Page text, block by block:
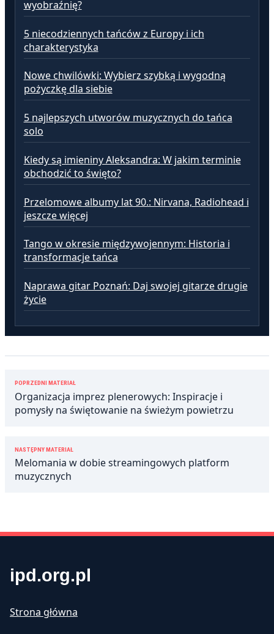
wyobraźnię?
5 niecodziennych tańców z Europy i ich
charakterystyka
Nowe chwilówki: Wybierz szybką i wygodną
pożyczkę dla siebie
5 najlepszych utworów muzycznych do tańca
solo
Kiedy są imieniny Aleksandra: W jakim terminie
obchodzić to święto?
Przelomowe albumy lat 90.: Nirvana, Radiohead i
jeszcze więcej
Tango w okresie międzywojennym: Historia i
transformacje tańca
Naprawa gitar Poznań: Daj swojej gitarze drugie
życie
Nawigacja
wpisu
POPRZEDNI MATERIAŁ
Organizacja imprez plenerowych: Inspiracje i
pomysły na świętowanie na świeżym powietrzu
NASTĘPNY MATERIAŁ
Melomania w dobie streamingowych platform
muzycznych
ipd.org.pl
Strona główna